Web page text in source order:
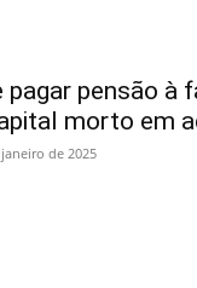
pagar pensão à
morto em
de 2025